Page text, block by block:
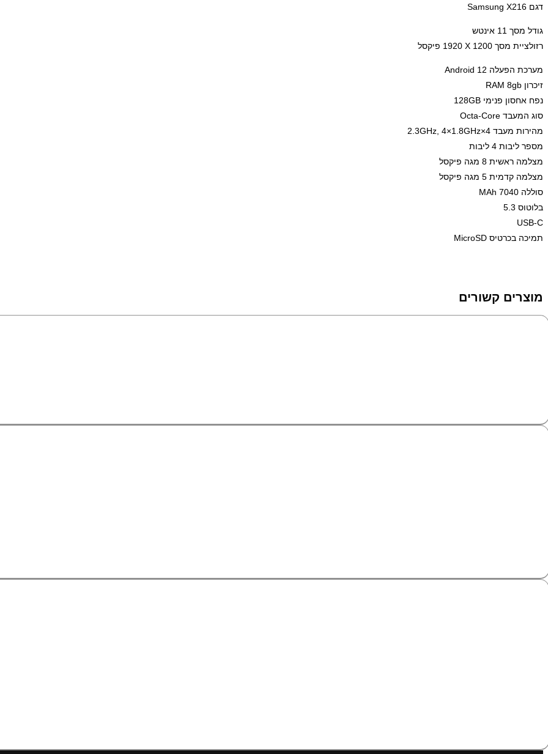
דגם Samsung X216
גודל מסך 11 אינטש
רזולציית מסך ‎1920 X 1200 פיקסל
מערכת הפעלה Android 12
זיכרון RAM 8gb
נפח אחסון פנימי 128GB
סוג המעבד Octa-Core
מהירות מעבד 4×2.3GHz, 4×1.8GHz
מספר ליבות 4 ליבות
מצלמה ראשית 8 מגה פיקסל
מצלמה קדמית 5 מגה פיקסל
סוללה 7040 MAh
בלוטוס 5.3
USB-C
תמיכה בכרטיס MicroSD
מוצרים קשורים